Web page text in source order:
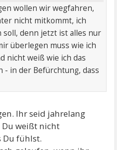
wollen wir wegfahren,
nicht mitkommt, ich
soll, denn jetzt ist alles nur
überlegen muss wie ich
nicht weiß wie ich das
in der Befürchtung, dass
Ihr seid jahrelang
Du weißt nicht
Du fühlst.